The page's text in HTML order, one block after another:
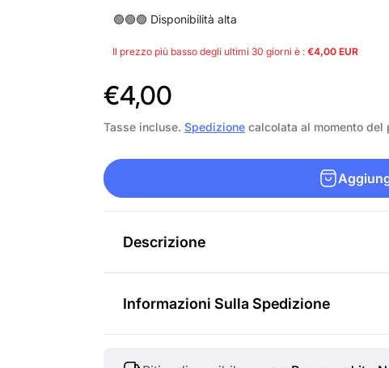
🟢🟢🟢 Disponibilità alta
Il prezzo più basso degli ultimi 30 giorni è : €4,00 EUR
P
r
e
z
€4,00
Tasse incluse. Spedizione calcolata al momento del
Descrizione
Informazioni Sulla Spedizione